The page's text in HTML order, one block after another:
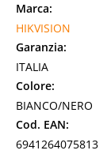
Marca:
HIKVISION
Garanzia:
ITALIA
Colore:
BIANCO/NERO
Cod. EAN:
6941264075813